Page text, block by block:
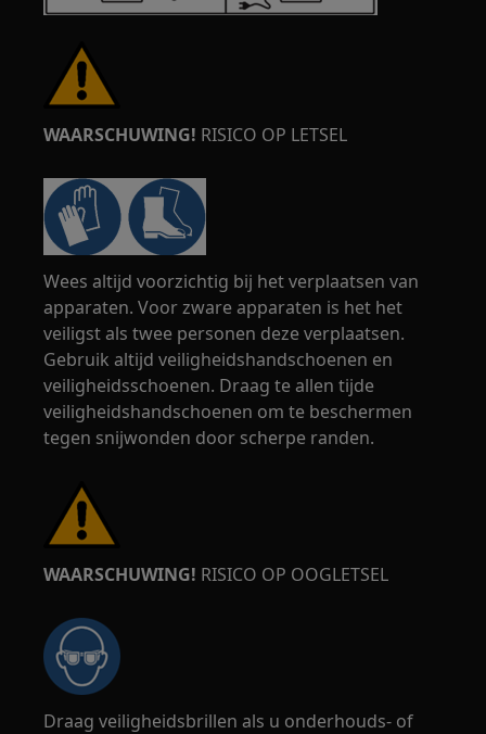
WAARSCHUWING! RISICO OP LETSEL
Wees altijd voorzichtig bij het verplaatsen van
apparaten. Voor zware apparaten is het het
veiligst als twee personen deze verplaatsen.
Gebruik altijd veiligheidshandschoenen en
veiligheidsschoenen. Draag te allen tijde
veiligheidshandschoenen om te beschermen
tegen snijwonden door scherpe randen.
WAARSCHUWING! RISICO OP OOGLETSEL
Draag veiligheidsbrillen als u onderhouds- of